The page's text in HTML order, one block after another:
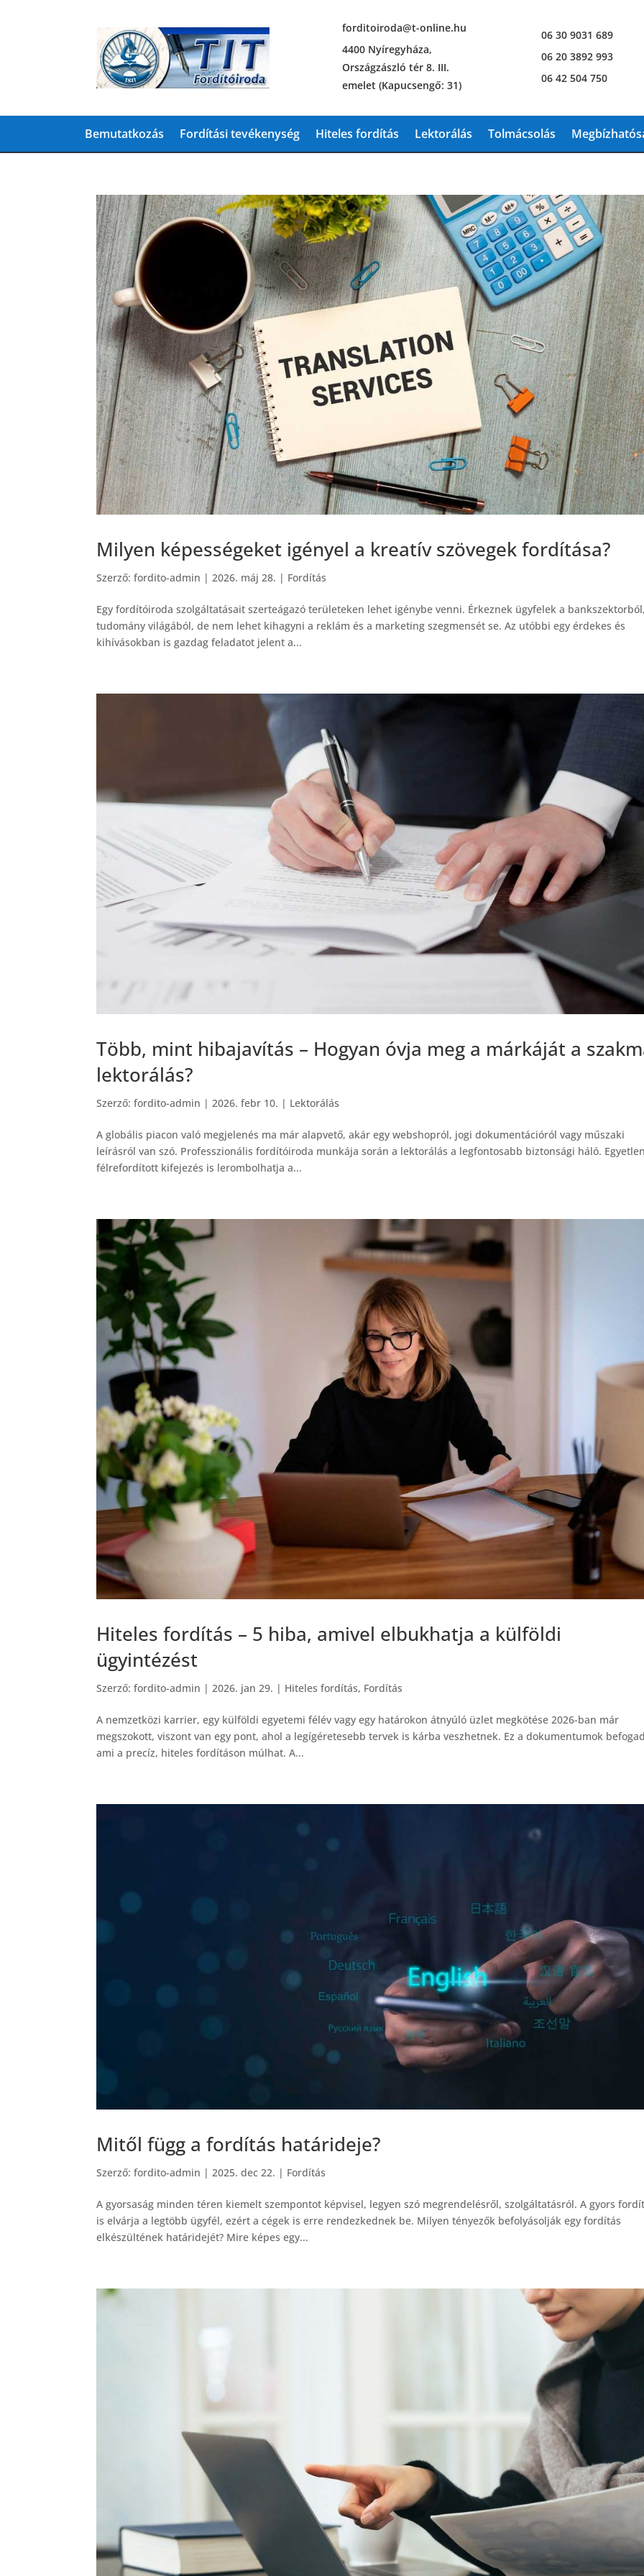
forditoiroda@t-online.hu
4400 Nyíregyháza,
Országzászló tér 8. III.
emelet (Kapucsengő: 31)
06 30 9031 689
06 20 3892 993
06 42 504 750
Bemutatkozás Fordítási tevékenység Hiteles fordítás Lektorálás Tolmácsolás
Milyen képességeket igényel a kreatív szövegek fordítása?
Szerző:fordito-admin |2026. máj 28. | Fordítás
Egy fordítóiroda szolgáltatásait szerteágazó területeken lehet igénybe venni. Érkeznek ügyfelek a
tudomány világából, de nem lehet kihagyni a reklám és a marketing szegmensét se. Az utóbbi egy érdekes és
kihívásokban is gazdag feladatot jelent a...
Több, mint hibajavítás – Hogyan óvja meg a márkáját a
lektorálás?
Szerző:fordito-admin |2026. febr 10. | Lektorálás
A globális piacon való megjelenés ma már alapvető, akár egy webshopról, jogi dokumentációról vagy műszaki
leírásról van szó. Professzionális fordítóiroda munkája során a lektorálás a legfontosabb biztonsági háló.
félrefordított kifejezés is lerombolhatja a...
Hiteles fordítás – 5 hiba, amivel elbukhatja a külföldi
ügyintézést
Szerző:fordito-admin |2026. jan 29. | Hiteles fordítás, Fordítás
A nemzetközi karrier, egy külföldi egyetemi félév vagy egy határokon átnyúló üzlet megkötése 2026-ban már
megszokott, viszont van egy pont, ahol a legígéretesebb tervek is kárba veszhetnek. Ez a dokumentumok
ami a precíz, hiteles fordításon múlhat. A...
Mitől függ a fordítás határideje?
Szerző:fordito-admin |2025. dec 22. | Fordítás
A gyorsaság minden téren kiemelt szempontot képvisel, legyen szó megrendelésről, szolgáltatásról. A gyors
is elvárja a legtöbb ügyfél, ezért a cégek is erre rendezkednek be. Milyen tényezők befolyásolják egy fordítás
elkészültének határidejét? Mire képes egy...